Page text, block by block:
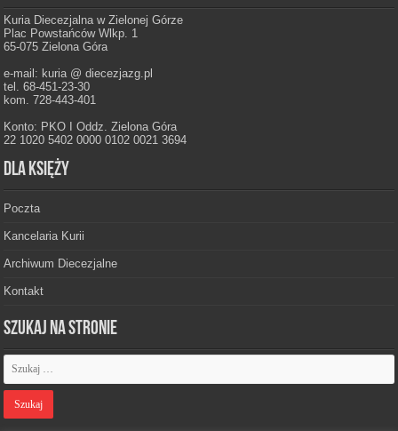
Kuria Diecezjalna w Zielonej Górze
Plac Powstańców Wlkp. 1
65-075 Zielona Góra
e-mail: kuria @ diecezjazg.pl
tel. 68-451-23-30
kom. 728-443-401
Konto: PKO I Oddz. Zielona Góra
22 1020 5402 0000 0102 0021 3694
Dla księży
Poczta
Kancelaria Kurii
Archiwum Diecezjalne
Kontakt
Szukaj na stronie